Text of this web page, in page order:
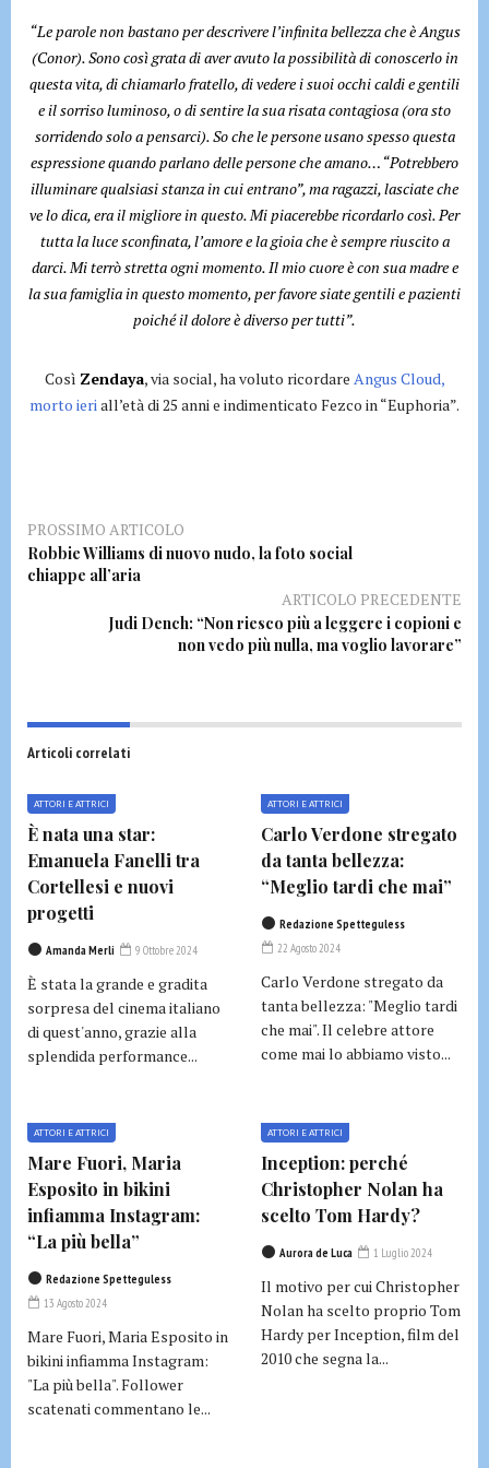
“Le parole non bastano per descrivere l’infinita bellezza che è Angus
(Conor). Sono così grata di aver avuto la possibilità di conoscerlo in
questa vita, di chiamarlo fratello, di vedere i suoi occhi caldi e gentili
e il sorriso luminoso, o di sentire la sua risata contagiosa (ora sto
sorridendo solo a pensarci). So che le persone usano spesso questa
espressione quando parlano delle persone che amano… “Potrebbero
illuminare qualsiasi stanza in cui entrano”, ma ragazzi, lasciate che
ve lo dica, era il migliore in questo. Mi piacerebbe ricordarlo così. Per
tutta la luce sconfinata, l’amore e la gioia che è sempre riuscito a
darci. Mi terrò stretta ogni momento. Il mio cuore è con sua madre e
la sua famiglia in questo momento, per favore siate gentili e pazienti
poiché il dolore è diverso per tutti”.
Così Zendaya, via social, ha voluto ricordare Angus Cloud,
morto ieriall’età di 25 anni e indimenticato Fezco in “Euphoria”.
PROSSIMO ARTICOLO
Robbie Williams di nuovo nudo, la foto social
chiappe all’aria
ARTICOLO PRECEDENTE
Judi Dench: “Non riesco più a leggere i copioni e
non vedo più nulla, ma voglio lavorare”
Articoli correlati
ATTORI E ATTRICI
È nata una star:
Emanuela Fanelli tra
Cortellesi e nuovi
progetti
Amanda Merli 9 Ottobre 2024
È stata la grande e gradita
sorpresa del cinema italiano
di quest'anno, grazie alla
splendida performance...
ATTORI E ATTRICI
Carlo Verdone stregato
da tanta bellezza:
“Meglio tardi che mai”
Redazione Spetteguless
22 Agosto 2024
Carlo Verdone stregato da
tanta bellezza: "Meglio tardi
che mai". Il celebre attore
come mai lo abbiamo visto...
ATTORI E ATTRICI
Mare Fuori, Maria
Esposito in bikini
infiamma Instagram:
“La più bella”
Redazione Spetteguless
13 Agosto 2024
Mare Fuori, Maria Esposito in
bikini infiamma Instagram:
"La più bella". Follower
scatenati commentano le...
ATTORI E ATTRICI
Inception: perché
Christopher Nolan ha
scelto Tom Hardy?
Aurora de Luca 1 Luglio 2024
Il motivo per cui Christopher
Nolan ha scelto proprio Tom
Hardy per Inception, film del
2010 che segna la...